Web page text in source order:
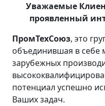
Уважаемые
проявленный
ПромТехСоюз, это
объединившая в себе
зарубежных
потенциал успешно
Ваших задач.